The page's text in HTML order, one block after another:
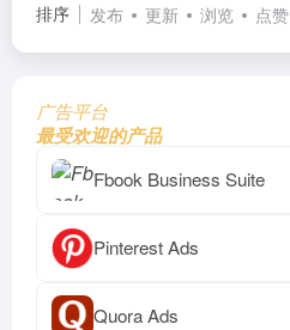
排序 发布 更新 浏览 点赞
广告平台
最受欢迎的产品
Fbook Business Suite
Pinterest Ads
Quora Ads